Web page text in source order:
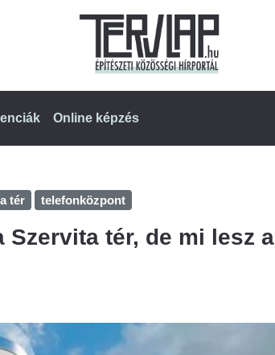
Online képzés
tér telefonközpont
tér, de mi lesz a